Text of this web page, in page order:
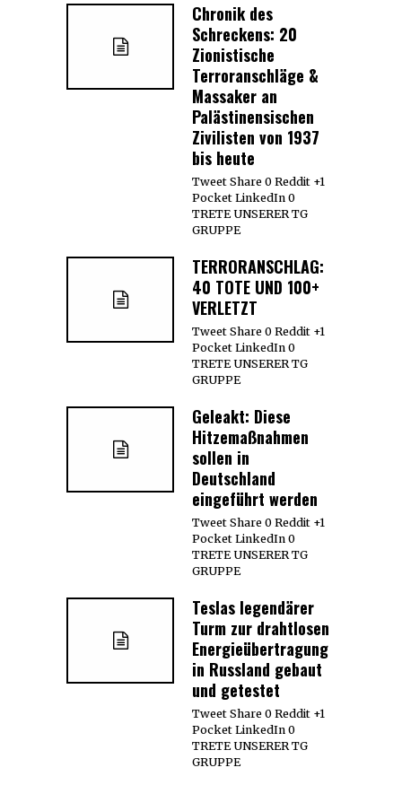
Chronik des
Schreckens: 20
Zionistische
Terroranschläge &
Massaker an
Palästinensischen
Zivilisten von 1937
bis heute
Tweet Share 0 Reddit +1
Pocket LinkedIn 0
TRETE UNSERER TG
GRUPPE
TERRORANSCHLAG:
40 TOTE UND 100+
VERLETZT
Tweet Share 0 Reddit +1
Pocket LinkedIn 0
TRETE UNSERER TG
GRUPPE
Geleakt: Diese
Hitzemaßnahmen
sollen in
Deutschland
eingeführt werden
Tweet Share 0 Reddit +1
Pocket LinkedIn 0
TRETE UNSERER TG
GRUPPE
Teslas legendärer
Turm zur drahtlosen
Energieübertragung
in Russland gebaut
und getestet
Tweet Share 0 Reddit +1
Pocket LinkedIn 0
TRETE UNSERER TG
GRUPPE